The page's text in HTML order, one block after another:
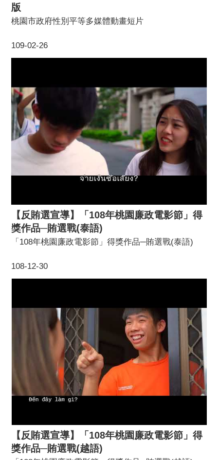
版
109-02-26
桃園市政府性別平等多媒體動畫短片
【反賄選宣導】「108年桃園廉政電影節」得
獎作品─賄選戰(泰語)
108-12-30
「108年桃園廉政電影節」得獎作品─賄選戰(泰語)
【反賄選宣導】「108年桃園廉政電影節」得
獎作品─賄選戰(越語)